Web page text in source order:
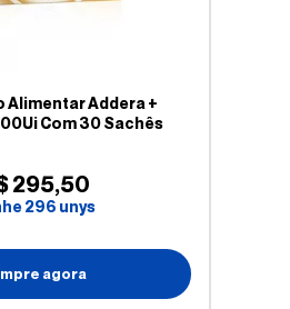
Alimentar Addera +
Com 30 Sachês
295,50
296 unys
agora